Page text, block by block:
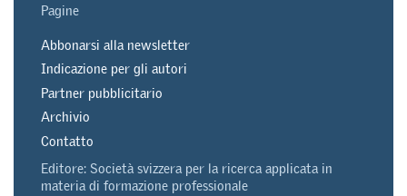
Pagine
Abbonarsi alla newsletter
Indicazione per gli autori
Partner pubblicitario
Archivio
Contatto
Editore: Società svizzera per la ricerca applicata in
materia di formazione professionale